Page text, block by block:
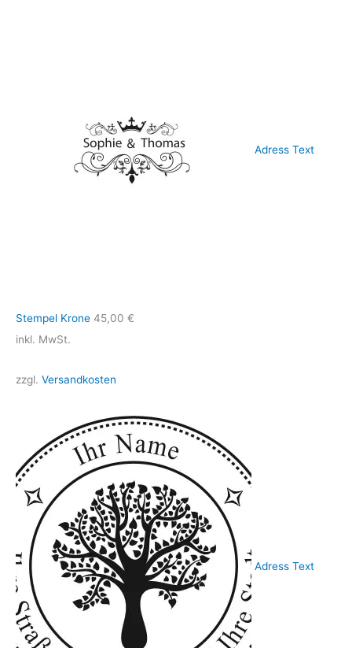
Adress Text
Stempel Krone 45,00 €
inkl. MwSt.
zzgl. Versandkosten
Adress Text